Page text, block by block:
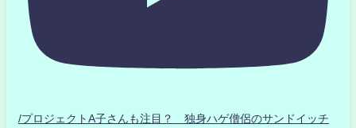
/プロジェクトA子さんも注目？ 独身ハゲ僧侶のサンドイッチ